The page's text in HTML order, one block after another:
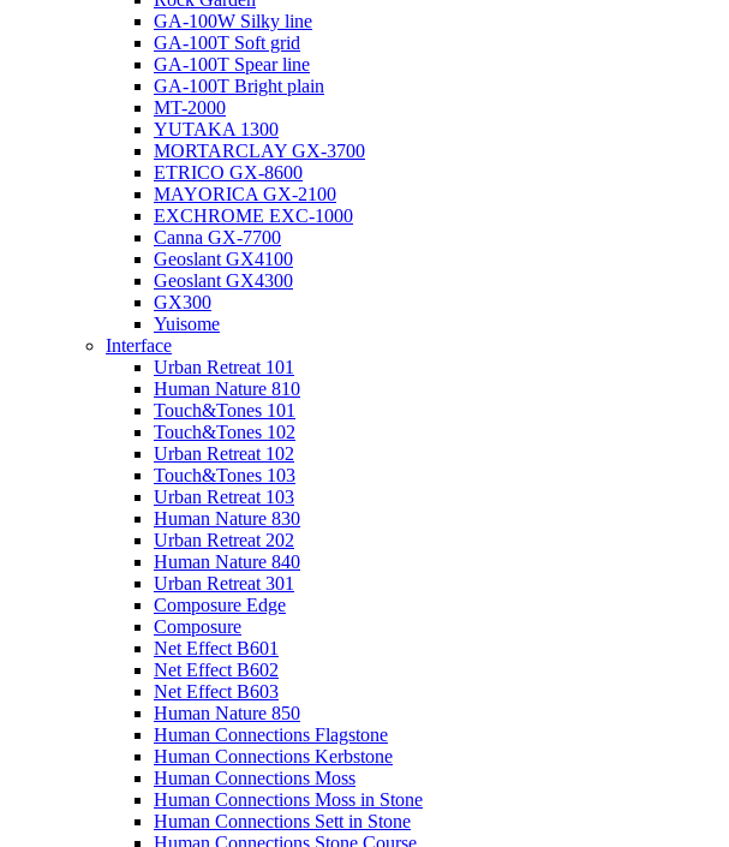
GA-100W Silky line
GA-100T Soft grid
GA-100T Spear line
GA-100T Bright plain
MT-2000
YUTAKA 1300
MORTARCLAY GX-3700
ETRICO GX-8600
MAYORICA GX-2100
EXCHROME EXC-1000
Canna GX-7700
Geoslant GX4100
Geoslant GX4300
GX300
Yuisome
Interface
Urban Retreat 101
Human Nature 810
Touch&Tones 101
Touch&Tones 102
Urban Retreat 102
Touch&Tones 103
Urban Retreat 103
Human Nature 830
Urban Retreat 202
Human Nature 840
Urban Retreat 301
Composure Edge
Composure
Net Effect B601
Net Effect B602
Net Effect B603
Human Nature 850
Human Connections Flagstone
Human Connections Kerbstone
Human Connections Moss
Human Connections Moss in Stone
Human Connections Sett in Stone
Human Connections Stone Course